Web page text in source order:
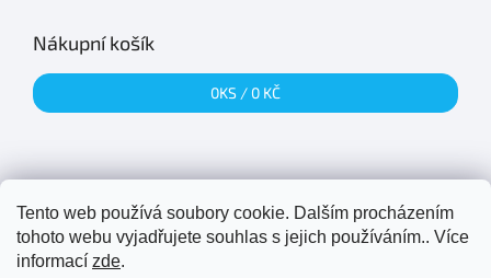
Tento web používá soubory cookie. Dalším procházením
tohoto webu vyjadřujete souhlas s jejich používáním.. Více
informací zde.
Nákupní košík
0KS / 0 KČ
Přijímáme online platby